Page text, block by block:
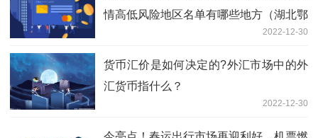
情高低风险地区名单有哪些地方（湖北鄂
2022-12-30
货币汇价是如何决定的?外汇市场中的外
汇货币指什么？
2022-12-30